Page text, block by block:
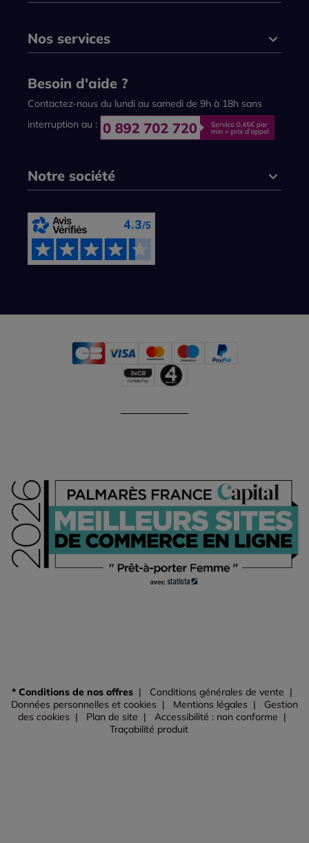
Nos services
Besoin d'aide ?
Contactez-nous du lundi au samedi de 9h à 18h sans
interruption au :
Notre société
* Conditions de nos offres
Conditions générales de vente
Données personnelles et cookies
Mentions légales
Gestion
des cookies
Plan de site
Accessibilité : non conforme
Traçabilité produit